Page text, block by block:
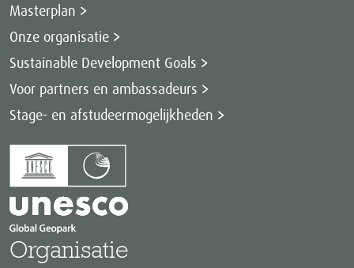
Masterplan
Onze organisatie
Sustainable Development Goals
Voor partners en ambassadeurs
Stage- en afstudeermogelijkheden
Organisatie